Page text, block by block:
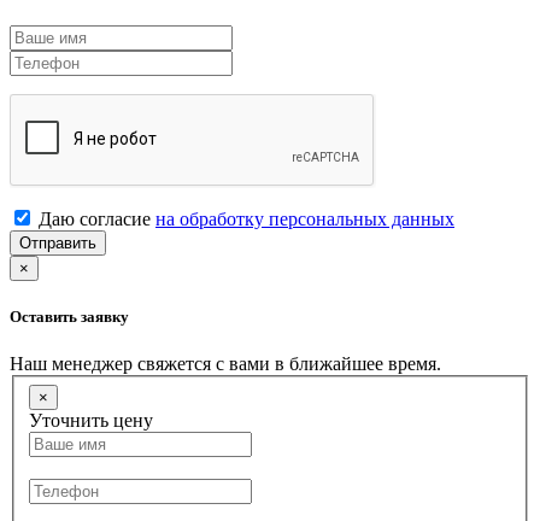
Даю согласие на обработку персональных данных
Отправить
×
Оставить заявку
Наш менеджер свяжется с вами в ближайшее время.
×
Уточнить цену